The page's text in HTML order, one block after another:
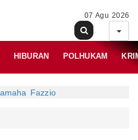
07 Agu 2026
HIBURAN POLHUKAM